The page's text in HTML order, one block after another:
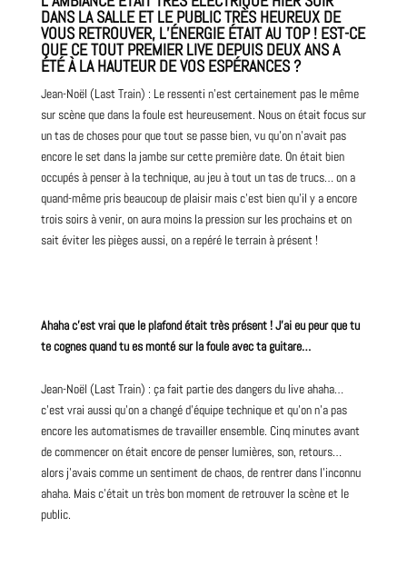
DANS LA SALLE ET LE PUBLIC TRÈS HEUREUX DE
VOUS RETROUVER, L’ÉNERGIE ÉTAIT AU TOP ! EST-CE
QUE CE TOUT PREMIER LIVE DEPUIS DEUX ANS A
ÉTÉ À LA HAUTEUR DE VOS ESPÉRANCES ?
Jean-Noël (Last Train) : Le ressenti n’est certainement pas le même
sur scène que dans la foule est heureusement. Nous on était focus sur
un tas de choses pour que tout se passe bien, vu qu’on n’avait pas
encore le set dans la jambe sur cette première date. On était bien
occupés à penser à la technique, au jeu à tout un tas de trucs… on a
quand-même pris beaucoup de plaisir mais c’est bien qu’il y a encore
trois soirs à venir, on aura moins la pression sur les prochains et on
sait éviter les pièges aussi, on a repéré le terrain à présent !
Ahaha c’est vrai que le plafond était très présent ! J’ai eu peur que tu
te cognes quand tu es monté sur la foule avec ta guitare…
Jean-Noël (Last Train) : ça fait partie des dangers du live ahaha…
c’est vrai aussi qu’on a changé d’équipe technique et qu’on n’a pas
encore les automatismes de travailler ensemble. Cinq minutes avant
de commencer on était encore de penser lumières, son, retours…
alors j’avais comme un sentiment de chaos, de rentrer dans l’inconnu
ahaha. Mais c’était un très bon moment de retrouver la scène et le
public.